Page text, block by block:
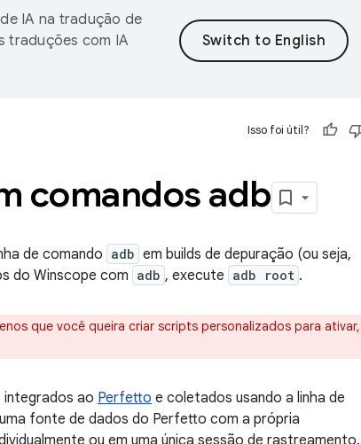
IA na tradução de
traduções com IA
Isso foi útil?
comandos adb
de comando adb em builds de depuração (ou seja,
do Winscope com adb , execute adb root .
que você queira criar scripts personalizados para ativar,
integrados ao Perfetto e coletados usando a linha de
fonte de dados do Perfetto com a própria
ou em uma única sessão de rastreamento.